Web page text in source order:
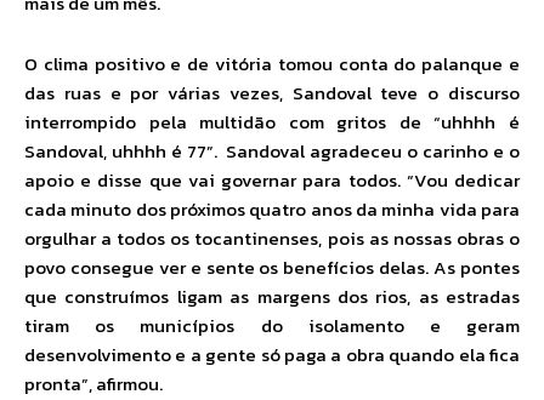
O clima positivo e de vitória tomou conta do palanque e
das ruas e por várias vezes, Sandoval teve o discurso
interrompido pela multidão com gritos de “uhhhh é
Sandoval, uhhhh é 77”. Sandoval agradeceu o carinho e o
apoio e disse que vai governar para todos. “Vou dedicar
cada minuto dos próximos quatro anos da minha vida para
orgulhar a todos os tocantinenses, pois as nossas obras o
povo consegue ver e sente os benefícios delas. As pontes
que construímos ligam as margens dos rios, as estradas
tiram os municípios do isolamento e geram
desenvolvimento e a gente só paga a obra quando ela fica
pronta”, afirmou.